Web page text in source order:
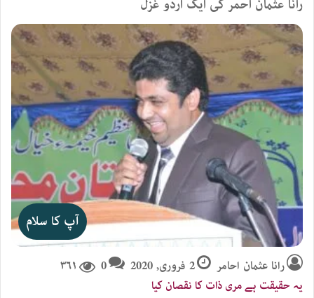
رانا عثمان احمر کی ایک اردو غزل
آپ کا سلام
رانا عثمان احامر 2 فروری, 2020 0 ۳۶۱
یہ حقیقت ہے مری ذات کا نقصان کیا